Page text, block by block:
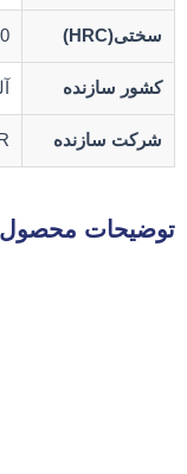
سختی(HRC)
کشور سازنده
شرکت سازنده
توضیحات محصول